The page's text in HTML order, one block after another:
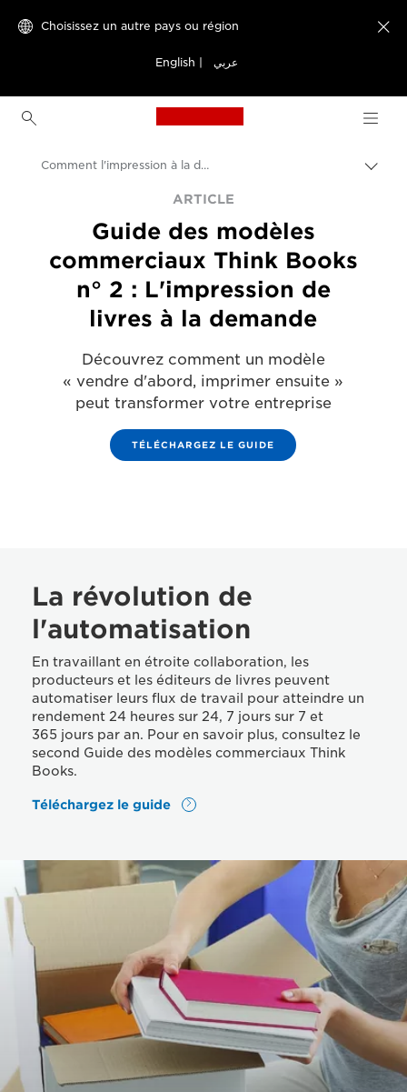
Choisissez un autre pays ou région
English عربي

Canon Logo, back to
Solutions et services
Evénements et témoignages
Articles dédiés aux entreprises et aux professionnels
Comment l'impression à la demande peut révolutionner le monde de l'édition de livres
ARTICLE
Guide des modèles
commerciaux Think Books
n° 2 : L'impression de
livres à la demande
Découvrez comment un modèle
« vendre d'abord, imprimer ensuite »
peut transformer votre entreprise
TÉLÉCHARGEZ LE GUIDE
La révolution de
l'automatisation
En travaillant en étroite collaboration, les
producteurs et les éditeurs de livres peuvent
automatiser leurs flux de travail pour atteindre un
rendement 24 heures sur 24, 7 jours sur 7 et
365 jours par an. Pour en savoir plus, consultez le
second Guide des modèles commerciaux Think
Books.
Téléchargez le guide